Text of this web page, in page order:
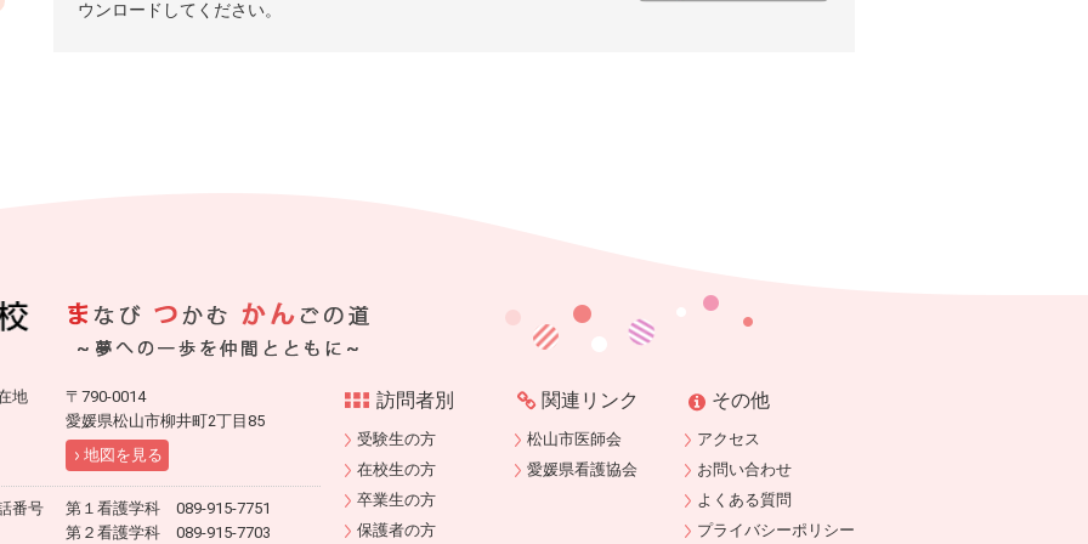
ウンロードしてください。
地
〒790-0014
愛媛県松山市柳井町2丁目85
地図を見る
番号
第１看護学科 089-915-7751
第２看護学科 089-915-7703
訪問者別
受験生の方
在校生の方
卒業生の方
保護者の方
関連リンク
松山市医師会
愛媛県看護協会
その他
アクセス
お問い合わせ
よくある質問
プライバシーポリシー